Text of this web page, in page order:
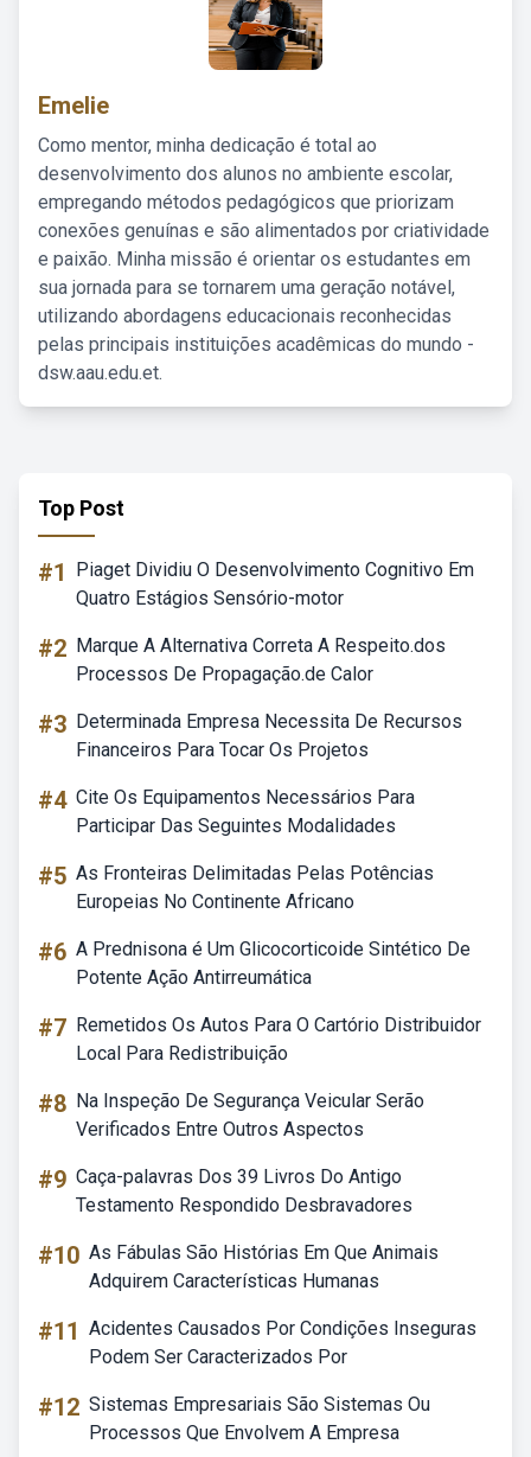
Emelie
Como mentor, minha dedicação é total ao
desenvolvimento dos alunos no ambiente escolar,
empregando métodos pedagógicos que priorizam
conexões genuínas e são alimentados por criatividade
e paixão. Minha missão é orientar os estudantes em
sua jornada para se tornarem uma geração notável,
utilizando abordagens educacionais reconhecidas
pelas principais instituições acadêmicas do mundo -
dsw.aau.edu.et.
Top Post
#1
Piaget Dividiu O Desenvolvimento Cognitivo Em
Quatro Estágios Sensório-motor
#2 Marque A Alternativa Correta A Respeito.dos
Processos De Propagação.de Calor
#3 Determinada Empresa Necessita De Recursos
Financeiros Para Tocar Os Projetos
#4 Cite Os Equipamentos Necessários Para
Participar Das Seguintes Modalidades
#5 As Fronteiras Delimitadas Pelas Potências
Europeias No Continente Africano
#6 A Prednisona é Um Glicocorticoide Sintético De
Potente Ação Antirreumática
#7 Remetidos Os Autos Para O Cartório Distribuidor
Local Para Redistribuição
#8 Na Inspeção De Segurança Veicular Serão
Verificados Entre Outros Aspectos
#9 Caça-palavras Dos 39 Livros Do Antigo
Testamento Respondido Desbravadores
#10 As Fábulas São Histórias Em Que Animais
Adquirem Características Humanas
#11 Acidentes Causados Por Condições Inseguras
Podem Ser Caracterizados Por
#12 Sistemas Empresariais São Sistemas Ou
Processos Que Envolvem A Empresa